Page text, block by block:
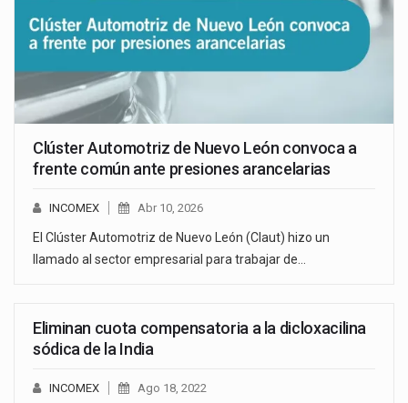
Clúster Automotriz de Nuevo León convoca a
frente común ante presiones arancelarias
INCOMEX Abr 10, 2026
El Clúster Automotriz de Nuevo León (Claut) hizo un
llamado al sector empresarial para trabajar de…
Eliminan cuota compensatoria a la dicloxacilina
sódica de la India
INCOMEX Ago 18, 2022